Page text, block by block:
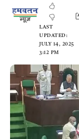
LAST
UPDATED:
JULY 14, 2025
3:12 PM